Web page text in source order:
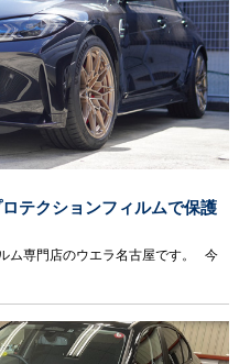
テクションフィルムで保護
ム専門店のウエラ名古屋です。 今